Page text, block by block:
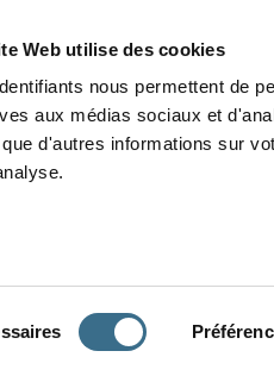
Web utilise des cookies
nous permettent de
aux médias sociaux et
d'autres informations sur